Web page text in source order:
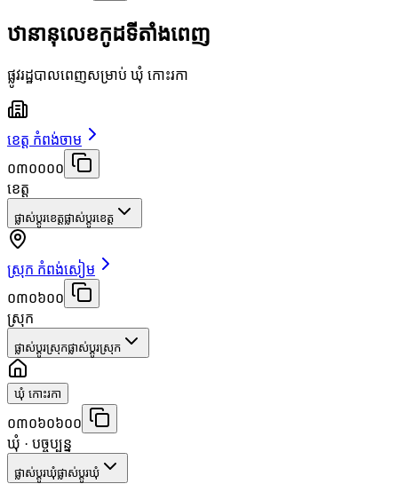
ឋានានុលេខកូដទីតាំងពេញ
ផ្លូវរដ្ឋបាលពេញសម្រាប់ ឃុំ កោះរកា
ខេត្ត កំពង់ចាម
០៣០០០០
ខេត្ត
ផ្លាស់ប្តូរខេត្តផ្លាស់ប្តូរខេត្ត
ស្រុក កំពង់សៀម
០៣០៦០០
ស្រុក
ផ្លាស់ប្តូរស្រុកផ្លាស់ប្តូរស្រុក
ឃុំ កោះរកា
០៣០៦០៦០០
ឃុំ · បច្ចុប្បន្ន
ផ្លាស់ប្តូរឃុំផ្លាស់ប្តូរឃុំ